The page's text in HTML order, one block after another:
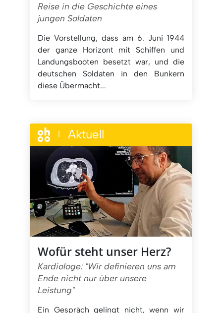
Reise in die Geschichte eines
jungen Soldaten
Die Vorstellung, dass am 6. Juni 1944
der ganze Horizont mit Schiffen und
Landungsbooten besetzt war, und die
deutschen Soldaten in den Bunkern
diese Übermacht...
Aktuell
Wofür steht unser Herz?
Kardiologe: "Wir definieren uns am
Ende nicht nur über unsere
Leistung"
Ein Gespräch gelingt nicht, wenn wir